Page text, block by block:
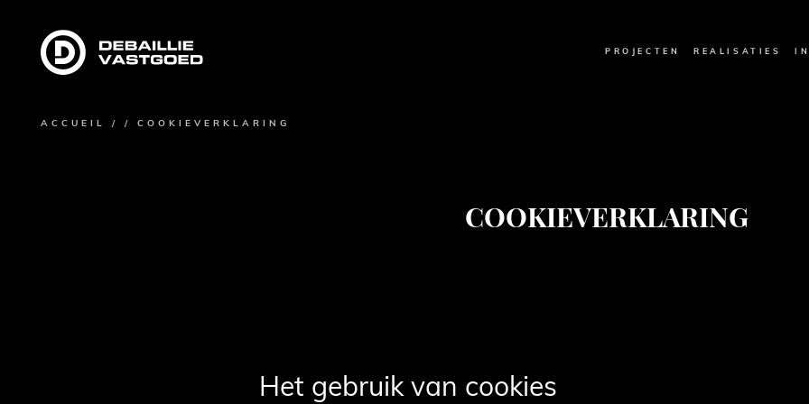
PROJECTEN
PROJECTEN REALISATIES
REALISATIES
ACCUEIL COOKIEVERKLARING
COOKIEVERKLARING
Het gebruik van cookies